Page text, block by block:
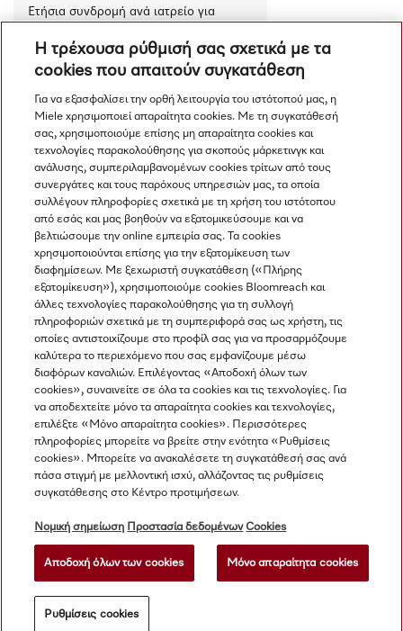
Ετήσια συνδρομή ανά ιατρείο για
Miele Professional με τεκμηρίωση
διαδικασιών.
€ 180.00
Σύγκριση
Προβολή όλων
Πλοήγηση
Υπηρεσιες
© Miele & Cie. KG.
Η τρέχουσα ρύθμισή σας σχετικά με τα
cookies που απαιτούν συγκατάθεση
Για να εξασφαλίσει την ορθή λειτουργία του ιστότοπού μας, η
Miele χρησιμοποιεί απαραίτητα cookies. Με τη συγκατάθεσή
σας, χρησιμοποιούμε επίσης μη απαραίτητα cookies και
τεχνολογίες παρακολούθησης για σκοπούς μάρκετινγκ και
ανάλυσης, συμπεριλαμβανομένων cookies τρίτων από τους
συνεργάτες και τους παρόχους υπηρεσιών μας, τα οποία
συλλέγουν πληροφορίες σχετικά με τη χρήση του ιστότοπου
από εσάς και μας βοηθούν να εξατομικεύσουμε και να
βελτιώσουμε την online εμπειρία σας. Τα cookies
χρησιμοποιούνται επίσης για την εξατομίκευση των
διαφημίσεων. Με ξεχωριστή συγκατάθεση («Πλήρης
εξατομίκευση»), χρησιμοποιούμε cookies Bloomreach και
άλλες τεχνολογίες παρακολούθησης για τη συλλογή
πληροφοριών σχετικά με τη συμπεριφορά σας ως χρήστη, τις
οποίες αντιστοιχίζουμε στο προφίλ σας για να προσαρμόζουμε
καλύτερα το περιεχόμενο που σας εμφανίζουμε μέσω
διαφόρων καναλιών. Επιλέγοντας «Αποδοχή όλων των
cookies», συναινείτε σε όλα τα cookies και τις τεχνολογίες. Για
να αποδεχτείτε μόνο τα απαραίτητα cookies και τεχνολογίες,
επιλέξτε «Μόνο απαραίτητα cookies». Περισσότερες
πληροφορίες μπορείτε να βρείτε στην ενότητα «Ρυθμίσεις
cookies». Μπορείτε να ανακαλέσετε τη συγκατάθεσή σας ανά
πάσα στιγμή με μελλοντική ισχύ, αλλάζοντας τις ρυθμίσεις
συγκατάθεσης στο Κέντρο προτιμήσεων.
Νομική σημείωση Προστασία δεδομένων Cookies
Αποδοχή όλων των cookies Μόνο απαραίτητα cookies
Ρυθμίσεις cookies